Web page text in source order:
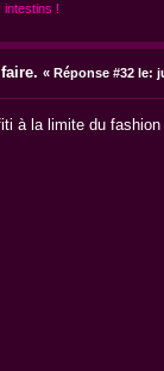
intestins !
« Réponse #32 le:
à la limite du